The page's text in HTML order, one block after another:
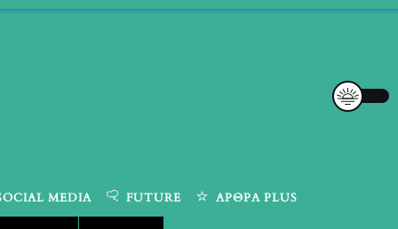
MEDIA FUTURE ΆΡΘΡΑ PLUS